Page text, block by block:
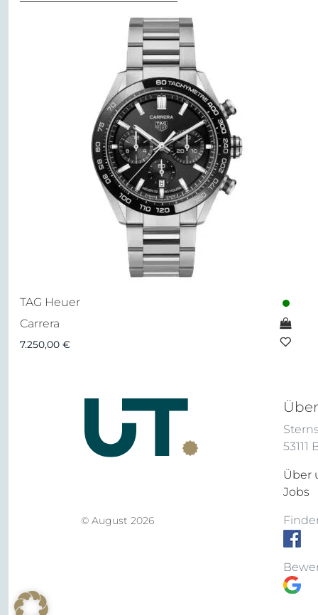
TAG Heuer
Carrera
7.250,00 €
© August 2026
53111
Über
Jobs